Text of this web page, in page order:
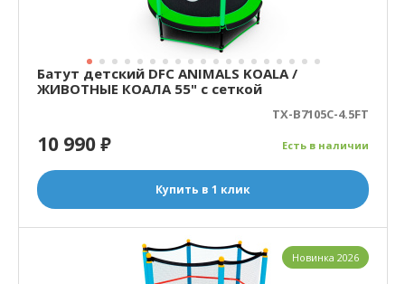
Батут детский DFC ANIMALS KOALA /
ЖИВОТНЫЕ КОАЛА 55" с сеткой
TX-B7105C-4.5FT
Есть в наличии
10 990₽
Купить в 1 клик
Новинка 2026